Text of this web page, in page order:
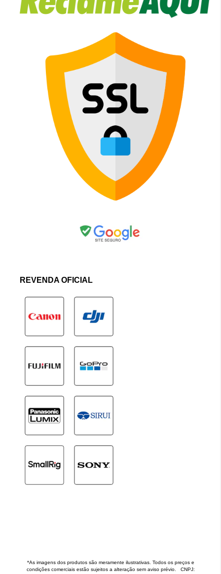
REVENDA OFICIAL
*As imagens dos produtos são meramente ilustrativas. Todos os preços e
condições comerciais estão sujeitos a alteração sem aviso prévio. CNPJ: